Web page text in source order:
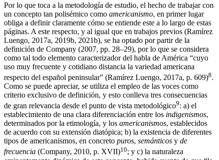
Por lo que toca a la metodología de estudio, el hecho de trabajar con
un concepto tan polisémico como americanismo, en primer lugar
obliga a definir claramente cómo se entiende este a lo largo de estas
páginas. A este respecto, y al igual que en trabajos previos (Ramírez
Luengo, 2017a, 2019b, 2021b), se ha optado por partir de la
definición de Company (2007, pp. 28–29), por lo que se considera
como tal todo elemento caracterizador del habla de América “cuyo
uso muy frecuente y cotidiano distancia la variedad americana
respecto del español peninsular” (Ramírez Luengo, 2017a, p. 609)8.
Como se puede apreciar, se utiliza el empleo de las voces como
criterio exclusivo de definición, y esto conlleva tres consecuencias
de gran relevancia desde el punto de vista metodológico9: a) el
establecimiento de una clara diferenciación entre los indigenismos,
determinados por la etimología, y los americanismos, establecidos
de acuerdo con su extensión diatópica; b) la existencia de diferentes
tipos de americanismos, en concreto puros, semánticos y de
frecuencia (Company, 2010, p. XVII)10; y c) la naturaleza